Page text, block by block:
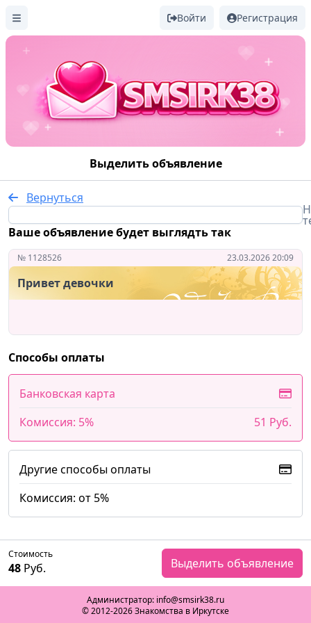
Войти Регистрация
Выделить объявление
Вернуться
Ваше объявление будет выглядть так
№ 1128526 23.03.2026 20:09
Привет девочки
Способы оплаты
Банковская карта
Комиссия: 5%
51 Руб.
Другие способы оплаты
Комиссия: от 5%
Стоимость
48 Руб. Выделить объявление
Администратор: info@smsirk38.ru
© 2012-2026 Знакомства в Иркутске